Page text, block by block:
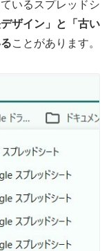
いるスプレッドシ
デザイン」と「古い
ことがあります。